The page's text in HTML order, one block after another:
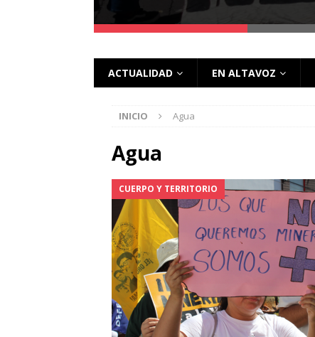
ACTUALIDAD EN ALTAVOZ
INICIO Agua
Agua
CUERPO Y TERRITORIO